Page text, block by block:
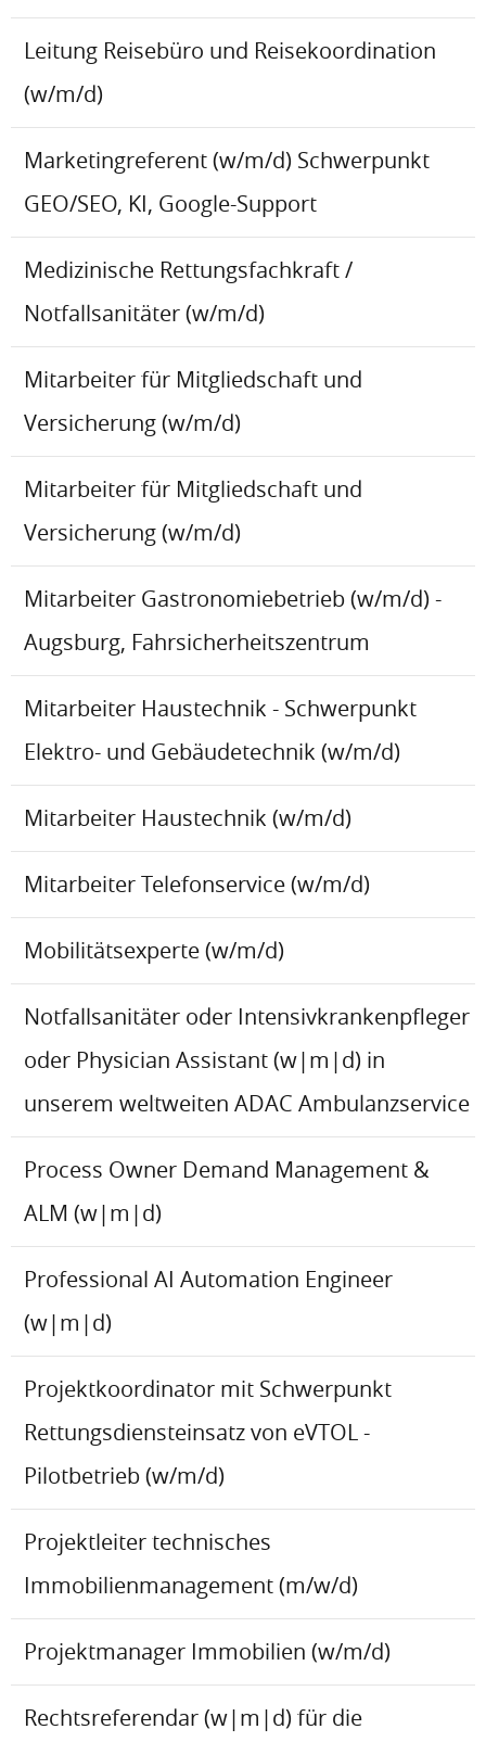
Leitung Reisebüro und Reisekoordination
(w/m/d)
Marketingreferent (w/m/d) Schwerpunkt
GEO/SEO, KI, Google-Support
Medizinische Rettungsfachkraft /
Notfallsanitäter (w/m/d)
Mitarbeiter für Mitgliedschaft und
Versicherung (w/m/d)
Mitarbeiter für Mitgliedschaft und
Versicherung (w/m/d)
Mitarbeiter Gastronomiebetrieb (w/m/d) -
Augsburg, Fahrsicherheitszentrum
Mitarbeiter Haustechnik - Schwerpunkt
Elektro- und Gebäudetechnik (w/m/d)
Mitarbeiter Haustechnik (w/m/d)
Mitarbeiter Telefonservice (w/m/d)
Mobilitätsexperte (w/m/d)
Notfallsanitäter oder Intensivkrankenpfleger
oder Physician Assistant (w|m|d) in
unserem weltweiten ADAC Ambulanzservice
Process Owner Demand Management &
ALM (w|m|d)
Professional AI Automation Engineer
(w|m|d)
Projektkoordinator mit Schwerpunkt
Rettungsdiensteinsatz von eVTOL -
Pilotbetrieb (w/m/d)
Projektleiter technisches
Immobilienmanagement (m/w/d)
Projektmanager Immobilien (w/m/d)
Rechtsreferendar (w|m|d) für die